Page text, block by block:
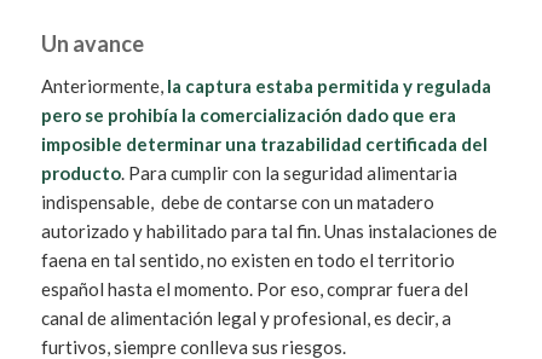
Un avance
Anteriormente, la captura estaba permitida y regulada
pero se prohibía la comercialización dado que era
imposible determinar una trazabilidad certificada del
producto. Para cumplir con la seguridad alimentaria
indispensable, debe de contarse con un matadero
autorizado y habilitado para tal fin. Unas instalaciones de
faena en tal sentido, no existen en todo el territorio
español hasta el momento. Por eso, comprar fuera del
canal de alimentación legal y profesional, es decir, a
furtivos, siempre conlleva sus riesgos.